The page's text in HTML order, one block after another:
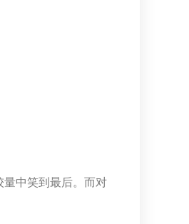
量中笑到最后。而对